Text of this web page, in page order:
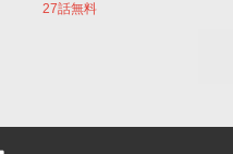
27話無料